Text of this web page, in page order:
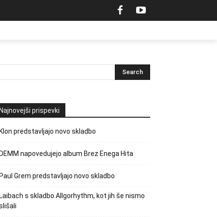
prispevki
predstavljajo novo skladbo
napovedujejo album Brez Enega Hita
Grem predstavljajo novo skladbo
s skladbo Allgorhythm, kot jih še nismo